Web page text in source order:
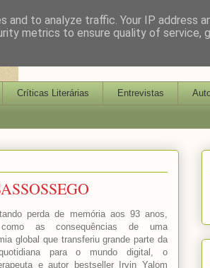
Críticas Literárias Entrevistas
perda de memória aos 93 anos,
as consequências de uma
global que transferiu grande parte da
para o mundo digital, o
e autor bestseller Irvin Yalom
to analyze traffic. Your IP address
metrics to ensure quality of service,